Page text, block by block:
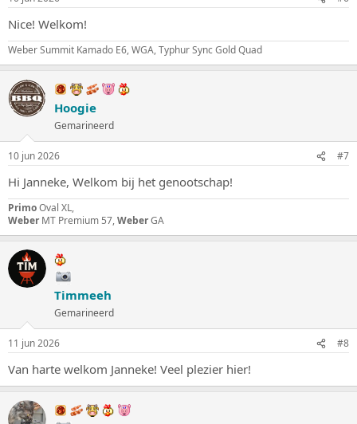
Nice! Welkom!
Weber Summit Kamado E6, WGA, Typhur Sync Gold Quad
Hoogie
Gemarineerd
10 jun 2026 #7
Hi Janneke, Welkom bij het genootschap!
PrimoOval XL,
Weber MT Premium 57,WeberGA
Timmeeh
Gemarineerd
11 jun 2026 #8
Van harte welkom Janneke! Veel plezier hier!